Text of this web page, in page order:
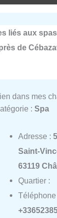
liés aux
de
dans mes
: Spa
Adresse :
Saint-
63119
Quartier :
Téléphone